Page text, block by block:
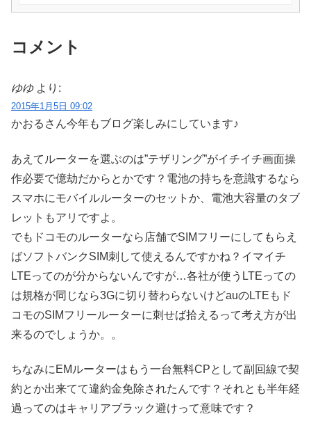
コメント
ゆゆ より:
2015年1月5日 09:02
かおるさん今年もブログ楽しみにしています♪
あえてルーターを選ぶのは”テザリング”がイチイチ画面操
作必要で億劫だからとかです？電池の持ちを意識するなら
スマホにモバイルルーターのセットか、電池大容量のタブ
レットもアリですよ。
でもドコモのルーターなら店舗でSIMフリーにしてもらえ
ばソフトバンクSIM刺して使えるんですかね？イマイチ
LTEってのが分からないんですが…各社が使うLTEっての
は規格が同じなら3Gに切り替わらないけどauのLTEもド
コモのSIMフリールーターに刺せば拾えるって考え方が出
来るのでしょうか。。
ちなみにEMルーターはもう一台無料CPとして副回線で契
約とか出来てて違約金免除されたんです？それとも半年経
過ってのはキャリアブラック避けって意味です？